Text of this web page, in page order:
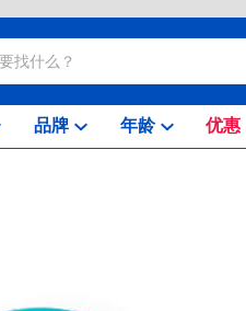
品牌 年龄 优惠